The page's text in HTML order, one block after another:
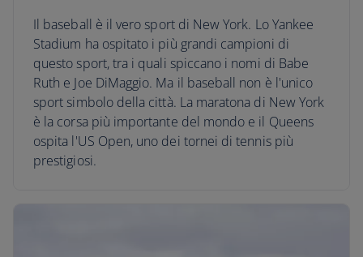
Il baseball è il vero sport di New York. Lo Yankee
Stadium ha ospitato i più grandi campioni di
questo sport, tra i quali spiccano i nomi di Babe
Ruth e Joe DiMaggio. Ma il baseball non è l'unico
sport simbolo della città. La maratona di New York
è la corsa più importante del mondo e il Queens
ospita l'US Open, uno dei tornei di tennis più
prestigiosi.